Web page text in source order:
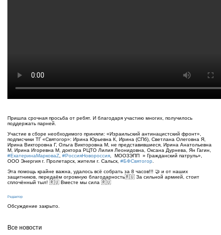
Пришла срочная просьба от ребят. И благодаря участию многих, получилось
поддержать парней. ⠀
Участие в сборе необходимого приняли: «Израильский антинацистский фронт»,
подписчики ТГ «Святогор»: Ирина Юрьевна К, Ирина (СПб), Светлана Олеговна Я,
Ирина Викторовна Г, Ольга Викторовна М, не представившиеся, Ирина Анатольевна
М, Ирина Игоревна М, доктора РЦТО Лилия Леонидовна, Оксана Дурнева, Ян Гагин,
#ЕкатеринаМарковаZ #РоссияНовороссия , МООЗЭПП » Гражданский патруль»,
ООО Энергия г. Пролетарск, жители г. Сальск, #БФСвятогор
Эта помощь крайне важна, удалось всё собрать за 8 часов!!! 🤝 и от наших
защитников, передаём огромную благодарность🇷🇺 За сильной армией, стоит
сплочённый тыл! 🇷🇺 Вместе мы сила 🇷🇺
Редактор
Обсуждение закрыто.
Все новости